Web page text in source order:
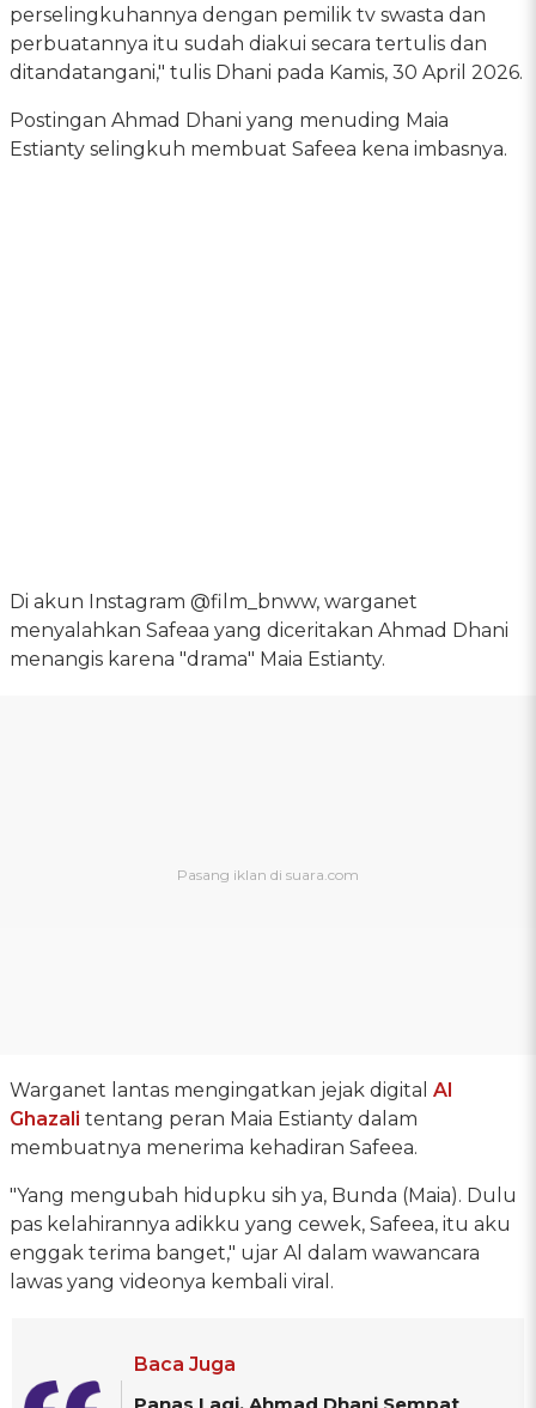
perselingkuhannya dengan pemilik tv swasta dan
perbuatannya itu sudah diakui secara tertulis dan
ditandatangani," tulis Dhani pada Kamis, 30 April 2026.
Postingan Ahmad Dhani yang menuding Maia
Estianty selingkuh membuat Safeea kena imbasnya.
Di akun Instagram @film_bnww, warganet
menyalahkan Safeaa yang diceritakan Ahmad Dhani
menangis karena "drama" Maia Estianty.
Warganet lantas mengingatkan jejak digital Al
Ghazali tentang peran Maia Estianty dalam
membuatnya menerima kehadiran Safeea.
"Yang mengubah hidupku sih ya, Bunda (Maia). Dulu
pas kelahirannya adikku yang cewek, Safeea, itu aku
enggak terima banget," ujar Al dalam wawancara
lawas yang videonya kembali viral.
Baca Juga